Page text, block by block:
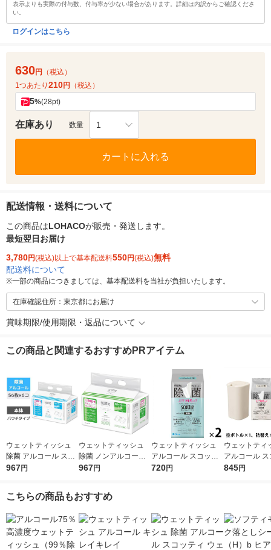
表示よりも実際の付与数、付与率が少ない場合があります。詳細は内訳からご確認くださ
い。
ログインはこちら
630円
（税込）
1つあたり 210円 （税込）
5%(28pt)
在庫あり 数量 1
カートに入れる
配送情報・送料について
この商品はLOHACOが販売・発送します。
最短翌日お届け
3,780円(税込)以上で基本配送料550円(税込)無料
配送料について
※一部の商品につきましては、基本配送料を当社が負担いたします。
在庫確認住所：東京都にお届け
賞味期限/使用期限・返品について
この商品と関連するおすすめPRアイテム
ウェットティッシュ
除菌 アルコール スコ
ッティ ウェットティ
シア
967円
ウェットティッシュ
除菌 ノンアルコール
スコッティ ウェット
紙クレシア
967円
ウェットティッシュ
アルコール スコッテ
ィ パーフェクトフィ
720円
ウェットティ
アルコール
ィ パーフェク
ア 限定
845円
こちらの商品もおすすめ